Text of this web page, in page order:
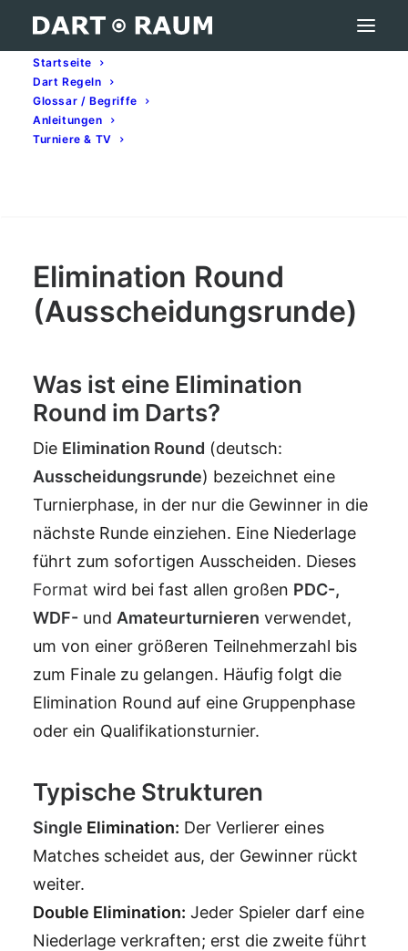
Startseite
Dart Regeln
Glossar / Begriffe
Anleitungen
Turniere & TV
Elimination Round (Ausscheidungsrunde) –
Home
Darts-Glossar (A–Z): Begriffe & Bedeutung
Elimination Round
(Ausscheidungsrunde)
Was ist eine Elimination
Round im Darts?
Die Elimination Round (deutsch:
Ausscheidungsrunde) bezeichnet eine
Turnierphase, in der nur die Gewinner in die
nächste Runde einziehen. Eine Niederlage
führt zum sofortigen Ausscheiden. Dieses
Format wird bei fast allen großen PDC-,
WDF- und Amateurturnieren verwendet,
um von einer größeren Teilnehmerzahl bis
zum Finale zu gelangen. Häufig folgt die
Elimination Round auf eine Gruppenphase
oder ein Qualifikationsturnier.
Typische Strukturen
Single Elimination: Der Verlierer eines
Matches scheidet aus, der Gewinner rückt
weiter.
Double Elimination: Jeder Spieler darf eine
Niederlage verkraften; erst die zweite führt